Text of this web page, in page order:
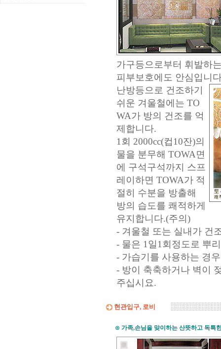
가구등으로부터 휘발하
피부보호에도 안심입니
난방등으로 건조하기
쉬운 겨울철에는 TO
WA가 방의 건조를 억
제합니다.
1회 2000cc(컵10잔)의
물을 분무해 TOWA면
에 구석구석까지 스프
레이하면 TOWA가 적
절히 수분을 방출해
방의 습도를 쾌적하게
유지합니다.(주의)
- 겨울철 또는 실내가 건
- 물은 1일1회정도로 뿌
- 가습기를 사용하는 경
- 방이 축축하거나 벽이
주십시요.
현관입구, 로비
⊙ 가족,손님을 맞이하는 산뜻하고 독특